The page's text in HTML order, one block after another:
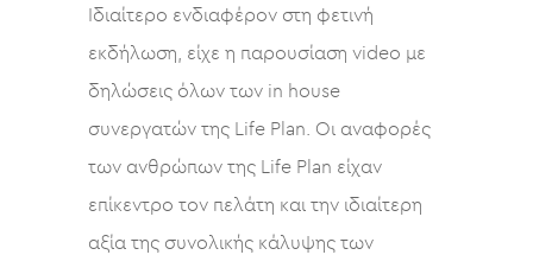
Ιδιαίτερο ενδιαφέρον στη φετινή
εκδήλωση, είχε η παρουσίαση video με
δηλώσεις όλων των in house
συνεργατών της Life Plan. Οι αναφορές
των ανθρώπων της Life Plan είχαν
επίκεντρο τον πελάτη και την ιδιαίτερη
αξία της συνολικής κάλυψης των